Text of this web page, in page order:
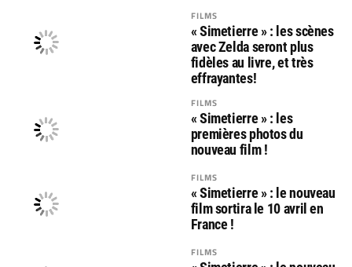
FILMS
« Simetierre » : les scènes
avec Zelda seront plus
fidèles au livre, et très
effrayantes!
FILMS
« Simetierre » : les
premières photos du
nouveau film !
FILMS
« Simetierre » : le nouveau
film sortira le 10 avril en
France !
FILMS